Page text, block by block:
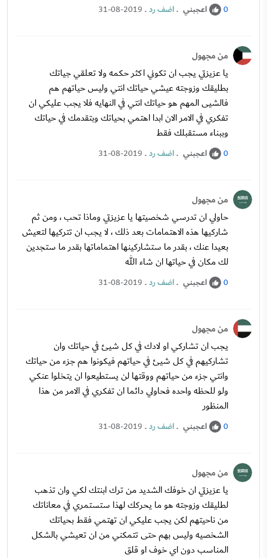
0 اعجبني .اضف رد.
31-08-2019
من مجهول
يا عزيزتي يجب ان تكوني اكثر حكمه ولا تعلقي جياتك
بطليقك وزوجته عيشي حياتك انتي وليس حياتهم هم
فالشيى المهم هو حياتك انتي في النهايه فلا يجب عليكي ان
تفكري في الامر الان ابدا اهتمي بحياتك وبتقدمك في حياتك
وببناء مستقبلك فقط
0 اعجبني .اضف رد.
31-08-2019
من مجهول
حاولي ان تدرسي شخصيتها يا عزيزتي وماذا تحب ، ومن ثم
شاركيها هذه الاهتمامات بعد ذلك ، لا يجب ان تتركيها لتعيش
بعيدا عنك ، بقدر ما ستشاركينها اهتماماتها بقدر ما ستجدين
لك مكان في حياتها ان شاء الله
0 اعجبني .اضف رد.
31-08-2019
من مجهول
يجب ان تشاركي او لادك في كل شيئ في حياتك وان
تشاركيهم في كل شيئ في حياتهم فيكونوا هم جزء من حياتك
وانتي جزء من حياتهم ووقتها لن يستطيعوا ان يتخلوا عنكي
ولو للحظه واحده فحاولي دائما ان تفكري في الامر من هذا
المنظور
0 اعجبني .اضف رد.
31-08-2019
من مجهول
يا عزيزتي ان خوفك الشديد من ترك ابنتك لكي وان تذهب
لطليقك وزوجته هو ما يحركك لهذا ستستمري في معاناتك
من ناحيتهم لكن يجب عليكي ان تهتمي فقط بحياتك
الشخصيه وليس بهم حتى تتمكني من ان تعيشي بالشكل
المناسب دون اي خوف او قلق